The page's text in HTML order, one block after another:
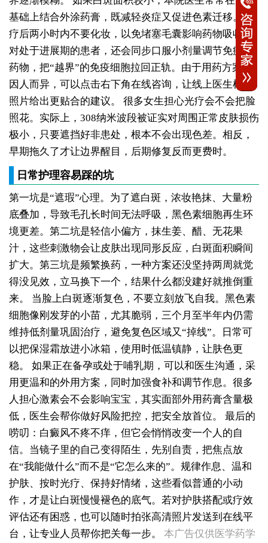
基础上结合外涂药膏，既减轻炎症又促进色素迁移。光
疗后两小时内不要化妆，以免堵塞毛囊影响药物吸收。
对处于进展期的患者，还会同步口服小剂量调节免疫的
药物，把“越界”的免疫细胞拉回正轨。由于用药方案需
因人而异，可以点击右下角在线咨询，让线上医生根据
照片给出更贴合的建议。
很多女生担心光疗会不会把脸
照花。实际上，308纳米波段被证实对周围正常皮肤损伤
极小，只要遮挡好非患处，根本不会出现色差。相反，
早期拖久了才让边界醒目，后期修复反而更费时。
日常护理容易踩的坑
第一坑是“遮瑕”心理。为了遮白斑，浓妆艳抹、大量粉
底叠加，导致毛孔长时间无法呼吸，黑色素细胞再生环
境更差。第二坑是轻信小偏方，抹生姜、醋、无花果
汁，这些刺激物会让皮肤出现同形反应，白斑面积瞬间
扩大。第三坑是频繁换药，一种方案还没坚持两周就觉
得没见效，立马换下一个，结果什么都没建好就推倒重
来。
当脸上白斑逐渐复色，不要立刻放飞自我。黑色素
细胞像刚发芽的小苗，尤其脆弱，三个月至半年内仍需
维持低剂量巩固治疗，避免复色区域又“掉线”。日常可
以把保湿霜放进小冰箱，使用时低温镇静，让肤色更
稳。
如果正在备孕或处于哺乳期，可以和医生沟通，采
用更温和的外用方案，同时加强食补和调节作息。很多
人担心激素会不会影响宝宝，其实面部外用药膏含量极
低，医生会帮你做好风险把控，把安全放首位。
最后的
唠叨：白癜风不疼不痒，但它会悄悄改变一个人的自
信。当镜子里的自己变得陌生，先别自责，把焦点放
在“我能做什么”而不是“它怎么来的”。规律作息、温和
护肤、按时光疗、保持好情绪，这些看似普通的小动
作，才是让白斑慢慢褪色的底气。若对护肤搭配或疗效
评估还有困惑，也可以随时拍张高清照片发送到在线平
台，让专业人员帮你把关每一步。
本广告仅供医学药学
女性皮肤出现白斑是什么原因引起的
女性患上白癜风是什么原因导致的
女性脸部白斑出现的原因有哪些
女性后颈长小白点的原因有哪些